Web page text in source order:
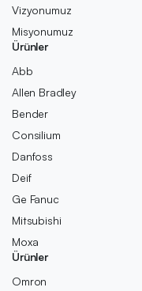
Vizyonumuz
Misyonumuz
Ürünler
Abb
Allen Bradley
Bender
Consilium
Danfoss
Deif
Ge Fanuc
Mitsubishi
Moxa
Ürünler
Omron